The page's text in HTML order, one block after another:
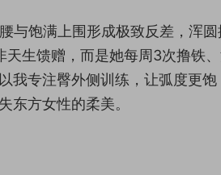
与饱满上围形成极致反差，浑
生馈赠，而是她每周3次撸铁
我专注臀外侧训练，让弧度更饱
东方女性的柔美。